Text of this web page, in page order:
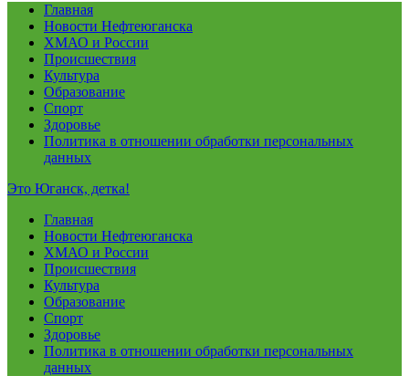
Главная
Новости Нефтеюганска
ХМАО и России
Происшествия
Культура
Образование
Спорт
Здоровье
Политика в отношении обработки персональных
данных
Это Юганск, детка!
Главная
Новости Нефтеюганска
ХМАО и России
Происшествия
Культура
Образование
Спорт
Здоровье
Политика в отношении обработки персональных
данных